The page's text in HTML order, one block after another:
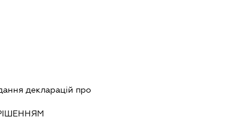
декларацiй про